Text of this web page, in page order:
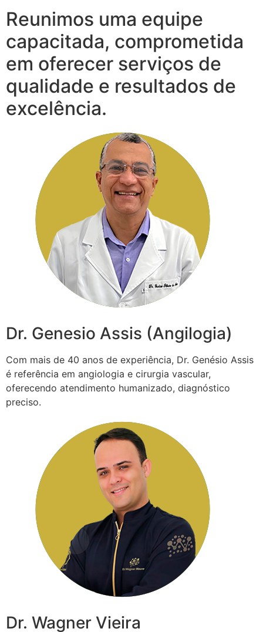
Reunimos uma equipe
capacitada, comprometida
em oferecer serviços de
qualidade e resultados de
excelência.
Dr. Genesio Assis (Angilogia)
Com mais de 40 anos de experiência, Dr. Genésio Assis
é referência em angiologia e cirurgia vascular,
oferecendo atendimento humanizado, diagnóstico
preciso.
Dr. Wagner Vieira